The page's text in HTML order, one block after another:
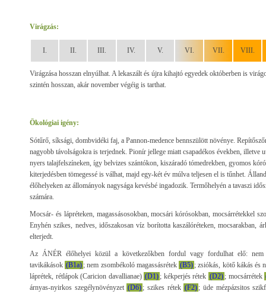
Virágzás:
I. II. III. IV. V. VI. VII. VIII.
Virágzása hosszan elnyúlhat. A lekaszált és újra kihajtó egyedek októberben is
szintén hosszan, akár november végéig is tarthat.
Ökológiai igény:
Sótűrő, síksági, dombvidéki faj, a Pannon-medence bennszülött növénye.
nagyobb távolságokra is terjednek. Pionír jellege miatt csapadékos években, illetve
nyers talajfelszíneken, így belvizes szántókon, kiszáradó tómedrekben, gyomos
kiterjedésben tömegessé is válhat, majd egy-két év múlva teljesen el is tűnhet.
élőhelyeken az állományok nagysága kevésbé ingadozik. Termőhelyén a tavaszi
számára.
Mocsár- és lápréteken, magassásosokban, mocsári kórósokban, mocsárrétekkel
Enyhén szikes, nedves, időszakosan víz borította kaszálóréteken, mocsarakban,
elterjedt.
Az ÁNÉR élőhelyei közül a következőkben fordul vagy fordulhat elő:
tavikákások (B1a) ;nem zsombékoló magassásrétek (B5) ;zsiókás, kötő kákás és
láprétek, rétlápok (Caricion davallianae) (D1) ; kékperjés rétek (D2) ; mocsárrétek
árnyas-nyirkos szegélynövényzet (D6) ; szikes rétek (F2) ; üde mézpázsitos